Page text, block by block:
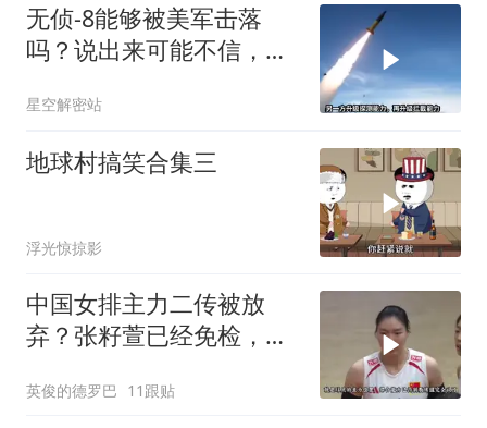
无侦-8能够被美军击落
吗？说出来可能不信，无
谋，美军打不打都得吃大
亏
星空解密站
地球村搞笑合集三
浮光惊掠影
中国女排主力二传被放
弃？张籽萱已经免检，赵
英俊的德罗巴 11跟贴